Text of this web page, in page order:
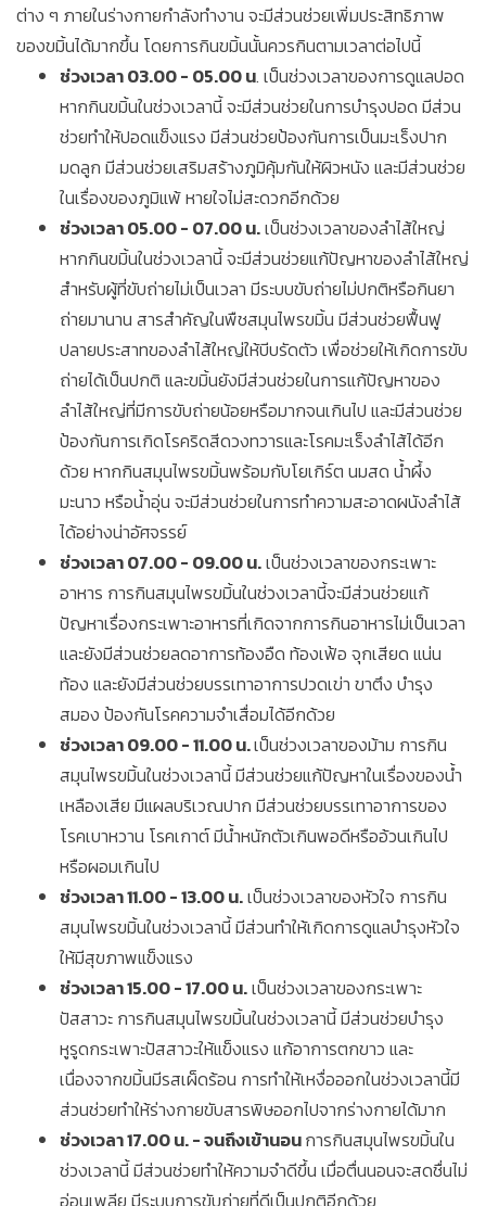
ต่าง ๆ ภายในร่างกายกำลังทำงาน จะมีส่วนช่วยเพิ่มประสิทธิภาพ
ของขมิ้นได้มากขึ้น โดยการกินขมิ้นนั้นควรกินตามเวลาต่อไปนี้
ช่วงเวลา 03.00 - 05.00 น. เป็นช่วงเวลาของการดูแลปอด
หากกินขมิ้นในช่วงเวลานี้ จะมีส่วนช่วยในการบำรุงปอด มีส่วน
ช่วยทำให้ปอดแข็งแรง มีส่วนช่วยป้องกันการเป็นมะเร็งปาก
มดลูก มีส่วนช่วยเสริมสร้างภูมิคุ้มกันให้ผิวหนัง และมีส่วนช่วย
ในเรื่องของภูมิแพ้ หายใจไม่สะดวกอีกด้วย
ช่วงเวลา 05.00 - 07.00 น.เป็นช่วงเวลาของลำไส้ใหญ่
หากกินขมิ้นในช่วงเวลานี้ จะมีส่วนช่วยแก้ปัญหาของลำไส้ใหญ่
สำหรับผู้ที่ขับถ่ายไม่เป็นเวลา มีระบบขับถ่ายไม่ปกติหรือกินยา
ถ่ายมานาน สารสำคัญในพืชสมุนไพรขมิ้น มีส่วนช่วยฟื้นฟู
ปลายประสาทของลำไส้ใหญ่ให้บีบรัดตัว เพื่อช่วยให้เกิดการขับ
ถ่ายได้เป็นปกติ และขมิ้นยังมีส่วนช่วยในการแก้ปัญหาของ
ลำไส้ใหญ่ที่มีการขับถ่ายน้อยหรือมากจนเกินไป และมีส่วนช่วย
ป้องกันการเกิดโรคริดสีดวงทวารและโรคมะเร็งลำไส้ได้อีก
ด้วย หากกินสมุนไพรขมิ้นพร้อมกับโยเกิร์ต นมสด น้ำผึ้ง
มะนาว หรือน้ำอุ่น จะมีส่วนช่วยในการทำความสะอาดผนังลำไส้
ได้อย่างน่าอัศจรรย์
ช่วงเวลา 07.00 - 09.00 น.เป็นช่วงเวลาของกระเพาะ
อาหาร การกินสมุนไพรขมิ้นในช่วงเวลานี้จะมีส่วนช่วยแก้
ปัญหาเรื่องกระเพาะอาหารที่เกิดจากการกินอาหารไม่เป็นเวลา
และยังมีส่วนช่วยลดอาการท้องอืด ท้องเฟ้อ จุกเสียด แน่น
ท้อง และยังมีส่วนช่วยบรรเทาอาการปวดเข่า ขาตึง บำรุง
สมอง ป้องกันโรคความจำเสื่อมได้อีกด้วย
ช่วงเวลา 09.00 - 11.00 น.เป็นช่วงเวลาของม้าม การกิน
สมุนไพรขมิ้นในช่วงเวลานี้ มีส่วนช่วยแก้ปัญหาในเรื่องของน้ำ
เหลืองเสีย มีแผลบริเวณปาก มีส่วนช่วยบรรเทาอาการของ
โรคเบาหวาน โรคเกาต์ มีน้ำหนักตัวเกินพอดีหรืออ้วนเกินไป
หรือผอมเกินไป
ช่วงเวลา 11.00 - 13.00 น.เป็นช่วงเวลาของหัวใจ การกิน
สมุนไพรขมิ้นในช่วงเวลานี้ มีส่วนทำให้เกิดการดูแลบำรุงหัวใจ
ให้มีสุขภาพแข็งแรง
ช่วงเวลา 15.00 - 17.00 น.เป็นช่วงเวลาของกระเพาะ
ปัสสาวะ การกินสมุนไพรขมิ้นในช่วงเวลานี้ มีส่วนช่วยบำรุง
หูรูดกระเพาะปัสสาวะให้แข็งแรง แก้อาการตกขาว และ
เนื่องจากขมิ้นมีรสเผ็ดร้อน การทำให้เหงื่อออกในช่วงเวลานี้มี
ส่วนช่วยทำให้ร่างกายขับสารพิษออกไปจากร่างกายได้มาก
ช่วงเวลา 17.00 น. - จนถึงเข้านอนการกินสมุนไพรขมิ้นใน
ช่วงเวลานี้ มีส่วนช่วยทำให้ความจำดีขึ้น เมื่อตื่นนอนจะสดชื่นไม่
อ่อนเพลีย มีระบบการขับถ่ายที่ดีเป็นปกติอีกด้วย